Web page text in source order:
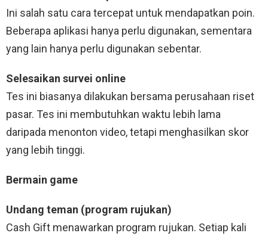
Ini salah satu cara tercepat untuk mendapatkan poin.
Beberapa aplikasi hanya perlu digunakan, sementara
yang lain hanya perlu digunakan sebentar.
Selesaikan survei online
Tes ini biasanya dilakukan bersama perusahaan riset
pasar. Tes ini membutuhkan waktu lebih lama
daripada menonton video, tetapi menghasilkan skor
yang lebih tinggi.
Bermain game
Undang teman (program rujukan)
Cash Gift menawarkan program rujukan. Setiap kali